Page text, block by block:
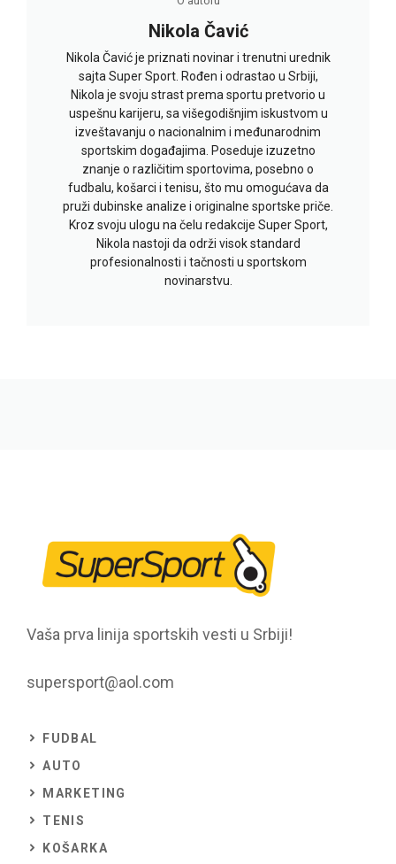
Nikola Čavić
Nikola Čavić je priznati novinar i trenutni urednik
sajta Super Sport. Rođen i odrastao u Srbiji,
Nikola je svoju strast prema sportu pretvorio u
uspešnu karijeru, sa višegodišnjim iskustvom u
izveštavanju o nacionalnim i međunarodnim
sportskim događajima. Poseduje izuzetno
znanje o različitim sportovima, posebno o
fudbalu, košarci i tenisu, što mu omogućava da
pruži dubinske analize i originalne sportske priče.
Kroz svoju ulogu na čelu redakcije Super Sport,
Nikola nastoji da održi visok standard
profesionalnosti i tačnosti u sportskom
novinarstvu.
Vaša prva linija sportskih vesti u Srbiji!
supersport@aol.com
FUDBAL
AUTO
MARKETING
TENIS
KOŠARKA